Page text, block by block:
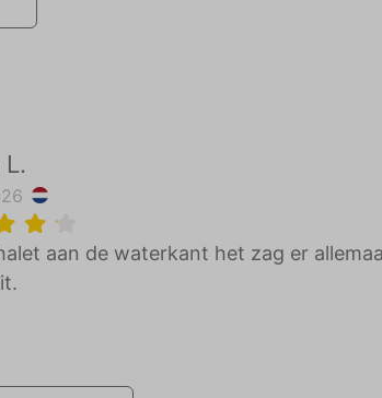
L.
aan de waterkant het zag er